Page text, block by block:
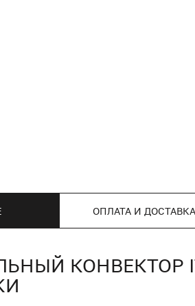
ОПЛАТА И ДОСТАВКА
КОНВЕКТОР